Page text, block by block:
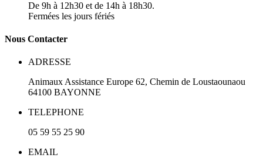
De 9h à 12h30 et de 14h à 18h30.
Fermées les jours fériés
Nous Contacter
ADRESSE
Animaux Assistance Europe 62, Chemin de Loustaounaou
64100 BAYONNE
TELEPHONE
05 59 55 25 90
EMAIL